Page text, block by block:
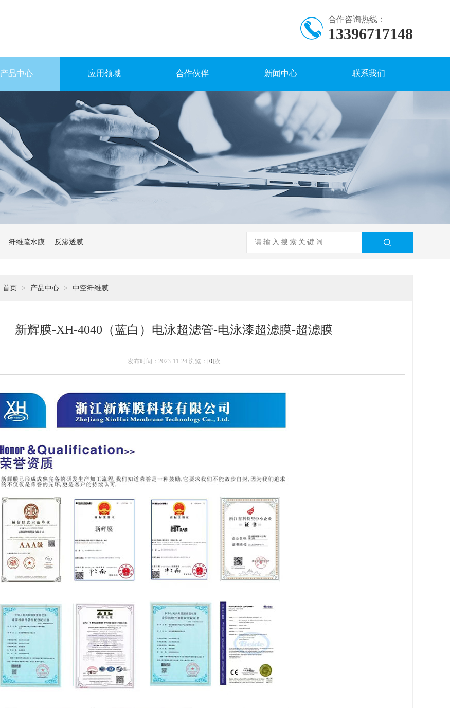
合作咨询热线：
13396717148
产品中心 应用领域 合作伙伴 新闻中心 联系我们
纤维疏水膜 反渗透膜
首页 > 产品中心 > 中空纤维膜
新辉膜-XH-4040（蓝白）电泳超滤管-电泳漆超滤膜-超滤膜
发布时间：2023-11-24 浏览：[0]次